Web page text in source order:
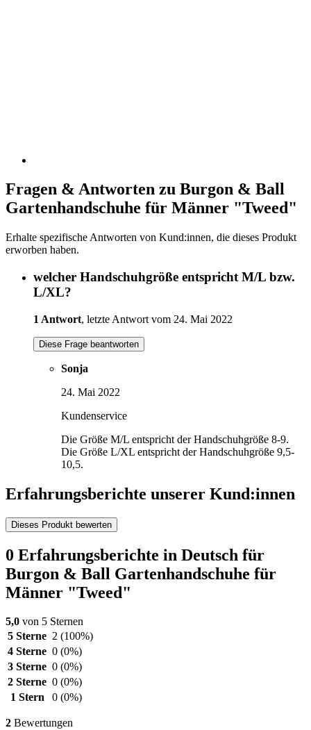
Fragen & Antworten zu Burgon & Ball
Gartenhandschuhe für Männer "Tweed"
Erhalte spezifische Antworten von Kund:innen, die dieses Produkt
erworben haben.
welcher Handschuhgröße entspricht M/L bzw.
L/XL?
1 Antwort, letzte Antwort vom 24. Mai 2022
Diese Frage beantworten
Sonja
24. Mai 2022
Kundenservice
Die Größe M/L entspricht der Handschuhgröße 8-9.
Die Größe L/XL entspricht der Handschuhgröße 9,5-
10,5.
Erfahrungsberichte unserer Kund:innen
Dieses Produkt bewerten
0 Erfahrungsberichte in Deutsch für
Burgon & Ball Gartenhandschuhe für
Männer "Tweed"
5,0 von 5 Sternen
5 Sterne 2 (100%)
4 Sterne 0 (0%)
3 Sterne 0 (0%)
2 Sterne 0 (0%)
1 Stern
0 (0%)
2 Bewertungen